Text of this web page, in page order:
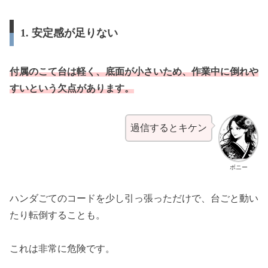
1. 安定感が足りない
付属のこて台は軽く、底面が小さいため、作業中に倒れや
すいという欠点があります。
ボニー
過信するとキケン
ハンダごてのコードを少し引っ張っただけで、台ごと動い
たり転倒することも。
これは非常に危険です。